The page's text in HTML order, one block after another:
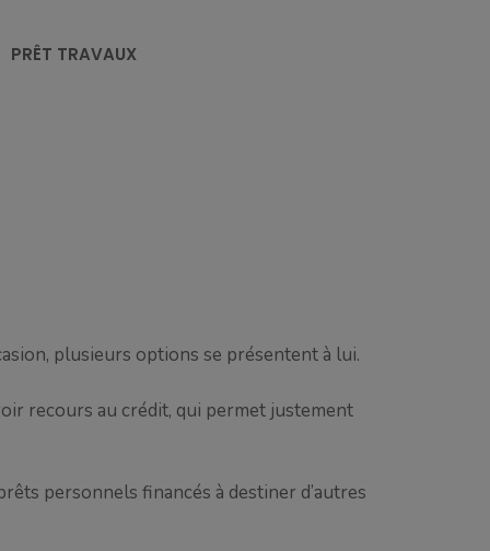
PRÊT TRAVAUX
plusieurs options se présentent à lui.
recours au crédit, qui permet justement
personnels financés à destiner d’autres